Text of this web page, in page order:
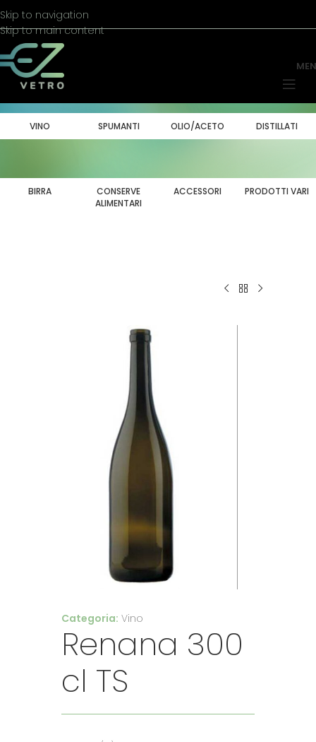
Skip to navigation
Skip to main content
VINO SPUMANTI OLIO/ACETO DISTILLATI
BIRRA
CONSERVE
ALIMENTARI
ACCESSORI PRODOTTI VARI
Categoria: Vino
Renana 300
cl TS